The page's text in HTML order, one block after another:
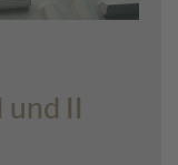
und II